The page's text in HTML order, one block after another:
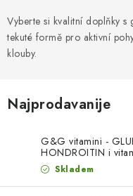
Jak nakupovat
Obchodní
Podmínky ochrany
Vyberte si kvalitní doplňky s
tekuté formě pro aktivní
klouby.
Najprodavanije
G&G vitamini -
HONDROITIN i
Skladem